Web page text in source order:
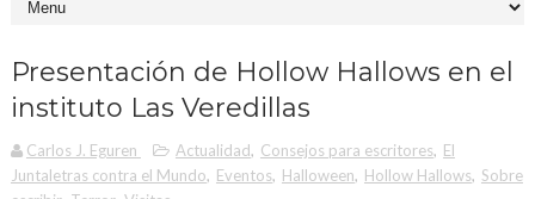
Presentación de Hollow Hallows en el
instituto Las Veredillas
Carlos J. Eguren Actualidad, Consejos para escritores, El
Juntaletras contra el Mundo, Eventos, Halloween, Hollow Hallows, Sobre